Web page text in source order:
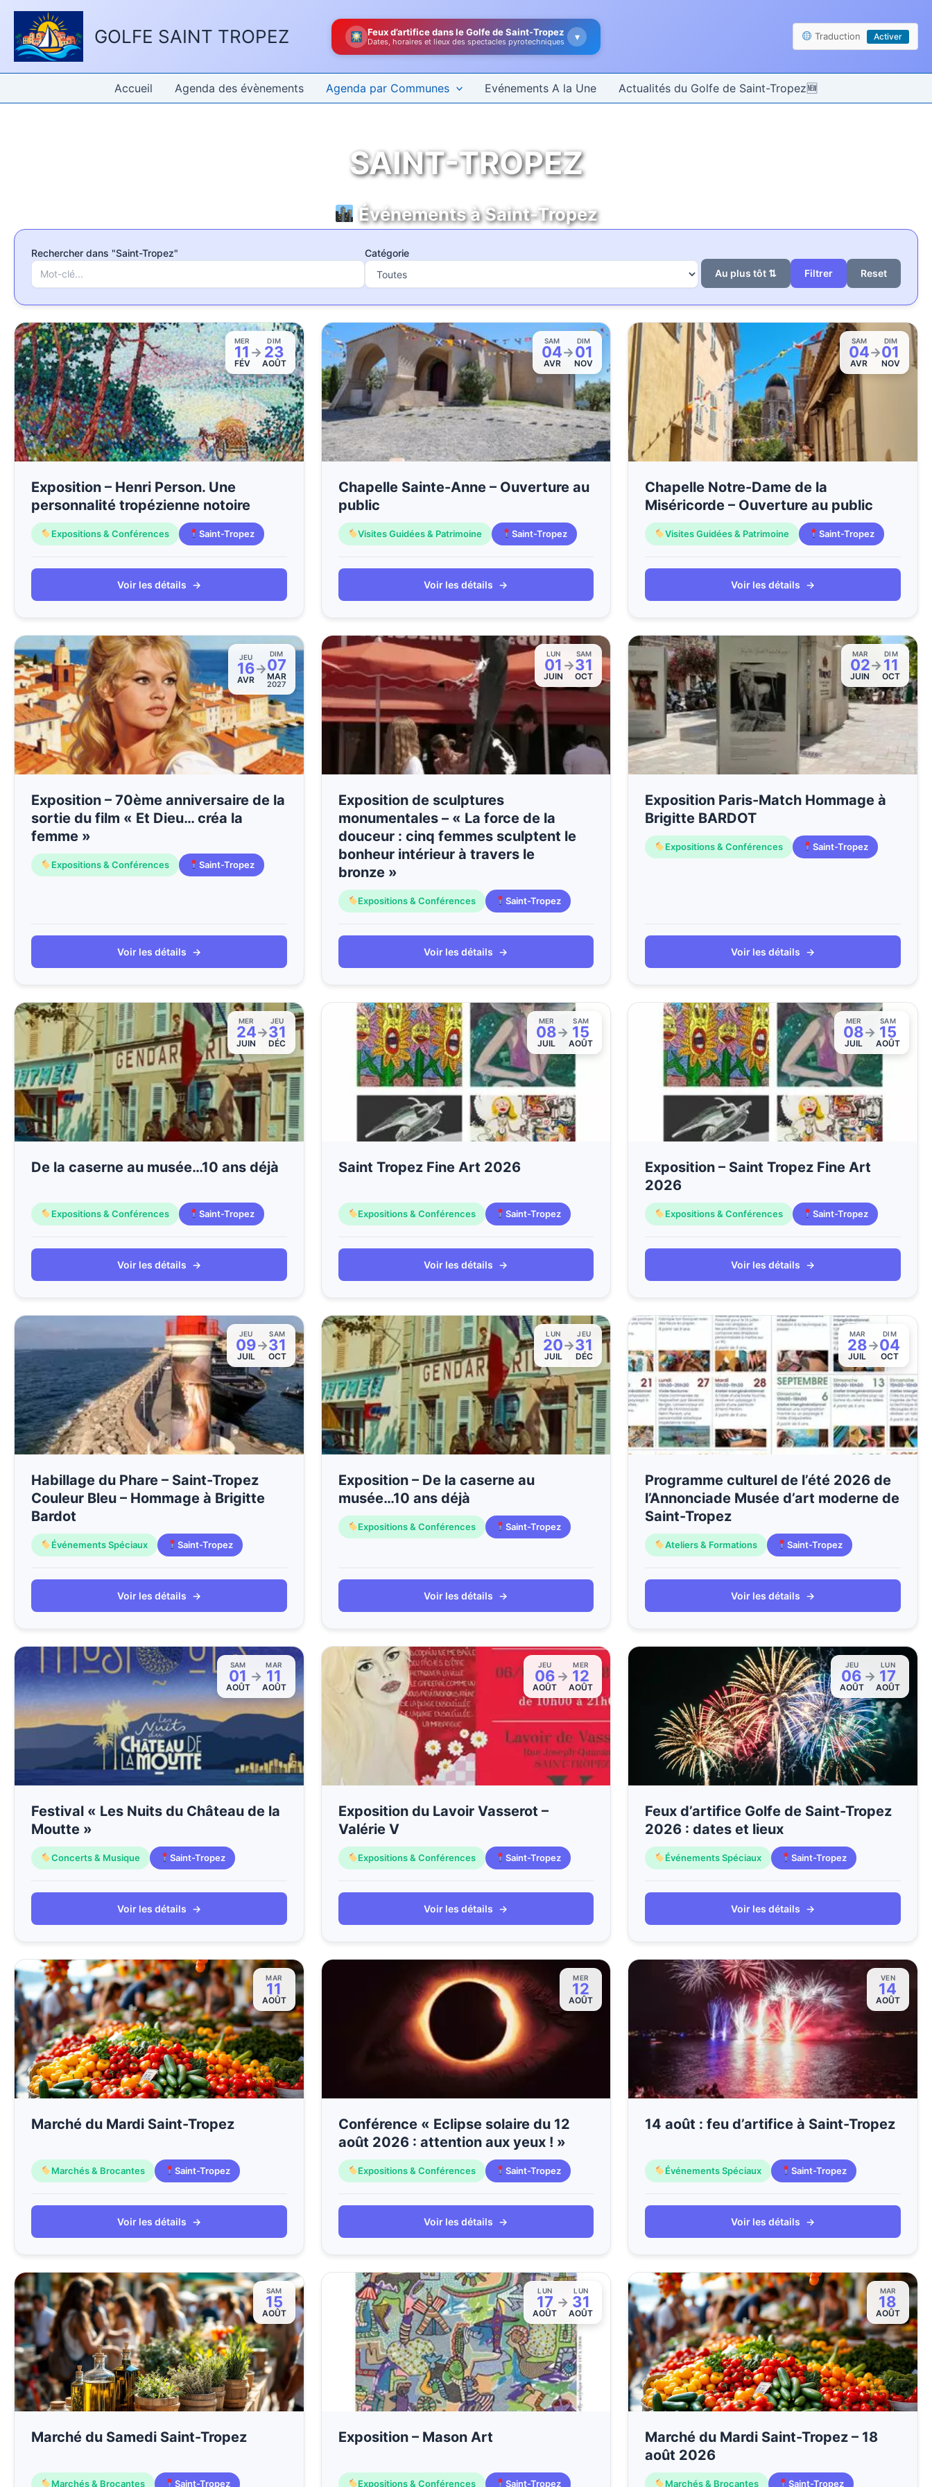
Panneau de gestion des cookies
Aller
contenu
GOLFE SAINT TROPEZ Feux d’artifice dans le Golfe de Saint-Tropez
Dates, horaires et lieux des spectacles pyrotechniques ▾ Traduction Activer
Accueil Agenda des évènements Agenda par Communes Evénements A la Une Actualités du Golfe de Saint-Tropez
SAINT-TROPEZ
Événements à Saint-Tropez
Rechercher dans "Saint-Tropez"
Catégorie
Au plus tôt ⇅
Reset
MER
11
FÉV
→
DIM
23
AOÛT
Exposition – Henri Person. Une
personnalité tropézienne notoire
Expositions & Conférences Saint-Tropez
Voir les détails →
SAM
04
AVR
→
DIM
01
NOV
Chapelle Sainte-Anne – Ouverture au
public
Visites Guidées & Patrimoine Saint-Tropez
Voir les détails →
SAM
04
AVR
→
DIM
01
NOV
Chapelle Notre-Dame de la
Miséricorde – Ouverture au public
Visites Guidées & Patrimoine Saint-Tropez
Voir les détails →
JEU
16
AVR
→
DIM
07
MAR
2027
Exposition – 70ème anniversaire de la
sortie du film « Et Dieu… créa la
femme »
Expositions & Conférences Saint-Tropez
Voir les détails →
LUN
01
JUIN
→
SAM
31
OCT
Exposition de sculptures
monumentales – « La force de la
douceur : cinq femmes sculptent le
bonheur intérieur à travers le
bronze »
Expositions & Conférences Saint-Tropez
Voir les détails →
MAR
02
JUIN
→
DIM
11
OCT
Exposition Paris-Match Hommage à
Brigitte BARDOT
Expositions & Conférences Saint-Tropez
Voir les détails →
MER
24
JUIN
→
JEU
31
DÉC
De la caserne au musée…10 ans déjà
Expositions & Conférences Saint-Tropez
Voir les détails →
MER
08
JUIL
→
SAM
15
AOÛT
Saint Tropez Fine Art 2026
Expositions & Conférences Saint-Tropez
Voir les détails →
MER
08
JUIL
→
SAM
15
AOÛT
Exposition – Saint Tropez Fine Art
2026
Expositions & Conférences Saint-Tropez
Voir les détails →
JEU
09
JUIL
→
SAM
31
OCT
Habillage du Phare – Saint-Tropez
Couleur Bleu – Hommage à Brigitte
Bardot
Événements Spéciaux Saint-Tropez
Voir les détails →
LUN
20
JUIL
→
JEU
31
DÉC
Exposition – De la caserne au
musée…10 ans déjà
Expositions & Conférences Saint-Tropez
Voir les détails →
MAR
28
JUIL
→
DIM
04
OCT
Programme culturel de l’été 2026 de
l’Annonciade Musée d’art moderne de
Saint-Tropez
Ateliers & Formations Saint-Tropez
Voir les détails →
SAM
01
AOÛT
→
MAR
11
AOÛT
Festival « Les Nuits du Château de la
Moutte »
Concerts & Musique Saint-Tropez
Voir les détails →
JEU
06
AOÛT
→
MER
12
AOÛT
Exposition du Lavoir Vasserot –
Valérie V
Expositions & Conférences Saint-Tropez
Voir les détails →
JEU
06
AOÛT
→
LUN
17
AOÛT
Feux d’artifice Golfe de Saint-Tropez
2026 : dates et lieux
Événements Spéciaux Saint-Tropez
Voir les détails →
MAR
11
AOÛT
Marché du Mardi Saint-Tropez
Marchés & Brocantes Saint-Tropez
Voir les détails →
MER
12
AOÛT
Conférence « Eclipse solaire du 12
août 2026 : attention aux yeux ! »
Expositions & Conférences Saint-Tropez
Voir les détails →
VEN
14
AOÛT
14 août : feu d’artifice à Saint-Tropez
Événements Spéciaux Saint-Tropez
Voir les détails →
SAM
15
AOÛT
Marché du Samedi Saint-Tropez
Marchés & Brocantes Saint-Tropez
LUN
17
AOÛT
→
LUN
31
AOÛT
Exposition – Mason Art
Expositions & Conférences Saint-Tropez
MAR
18
AOÛT
Marché du Mardi Saint-Tropez – 18
août 2026
Marchés & Brocantes Saint-Tropez